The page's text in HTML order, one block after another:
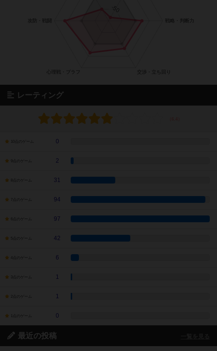
レーティング
10点のゲーム 0
9点のゲーム 2
8点のゲーム 31
7点のゲーム 94
6点のゲーム 97
5点のゲーム 42
4点のゲーム 6
3点のゲーム 1
2点のゲーム 1
1点のゲーム 0
最近の投稿